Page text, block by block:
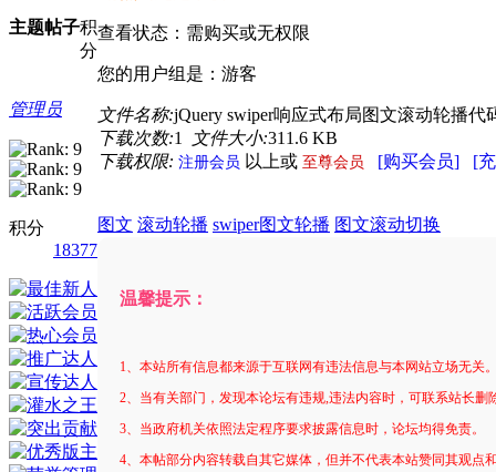
主题帖子积
分
管理员
积分
18377
查看状态：需购买或无权限
您的用户组是：游客
文件名称:jQuery swiper响应式布局图文滚动轮播代
下载次数:1 文件大小:311.6 KB
下载权限: 注册会员 以上或 至尊会员 [购买会员] [
图文 滚动轮播 swiper图文轮播 图文滚动切换
温馨提示：
1、本站所有信息都来源于互联网有违法信息与本网站立场无关
2、当有关部门，发现本论坛有违规,违法内容时，可联系站长删
3、当政府机关依照法定程序要求披露信息时，论坛均得免责。
4、本帖部分内容转载自其它媒体，但并不代表本站赞同其观点